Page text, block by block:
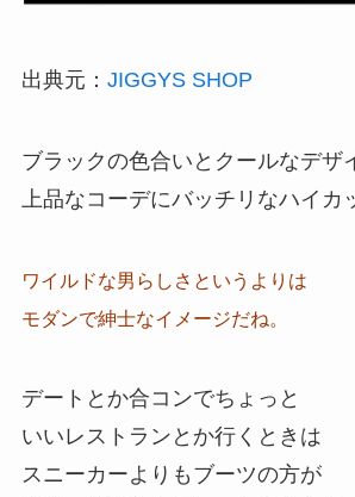
出典元： JIGGYS SHOP
ブラックの色合いとクールなデザ
上品なコーデにバッチリなハイカ
ワイルドな男らしさというよりは
モダンで紳士なイメージだね。
デートとか合コンでちょっと
いいレストランとか行くときは
スニーカーよりもブーツの方が